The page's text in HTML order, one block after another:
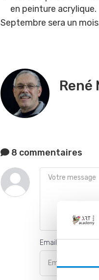
en peinture acrylique.
Septembre sera un
René
8 commentaires
Email *